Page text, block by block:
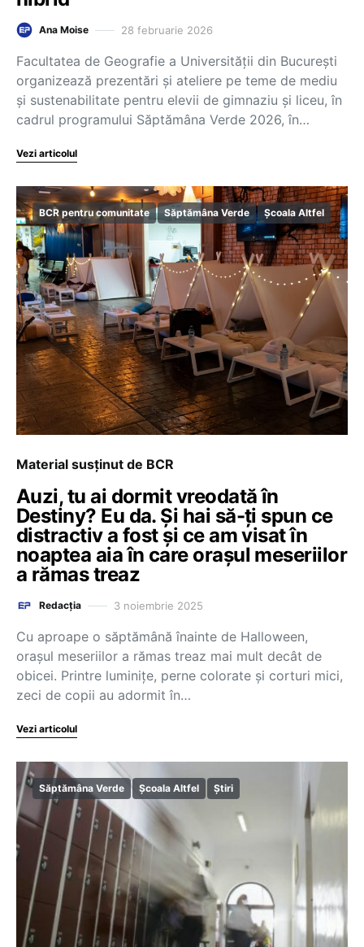
Ana Moise 28 februarie 2026
Facultatea de Geografie a Universității din București
organizează prezentări și ateliere pe teme de mediu
și sustenabilitate pentru elevii de gimnaziu și liceu, în
cadrul programului Săptămâna Verde 2026, în…
Vezi articolul
BCR pentru comunitate Săptămâna Verde Școala Altfel
Material susținut de BCR
Auzi, tu ai dormit vreodată în
Destiny? Eu da. Și hai să-ți spun ce
distractiv a fost și ce am visat în
noaptea aia în care orașul meseriilor
a rămas treaz
Redacția 3 noiembrie 2025
Cu aproape o săptămână înainte de Halloween,
orașul meseriilor a rămas treaz mai mult decât de
obicei. Printre luminițe, perne colorate și corturi mici,
zeci de copii au adormit în…
Vezi articolul
Săptămâna Verde Școala Altfel Știri